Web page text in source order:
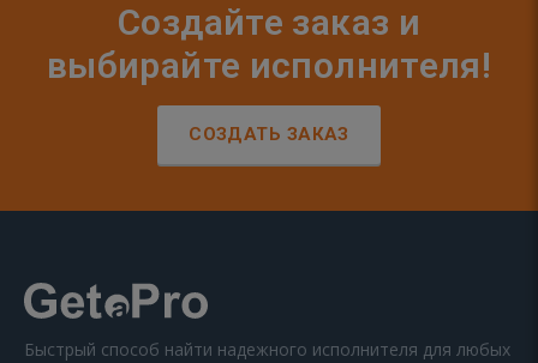
Создайте заказ и
выбирайте исполнителя!
СОЗДАТЬ ЗАКАЗ
Быстрый способ найти надежного исполнителя для любых